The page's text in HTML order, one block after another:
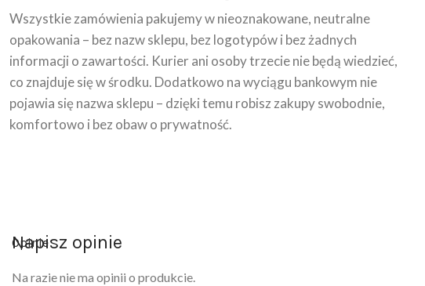
Wszystkie zamówienia pakujemy w nieoznakowane, neutralne
opakowania – bez nazw sklepu, bez logotypów i bez żadnych
informacji o zawartości. Kurier ani osoby trzecie nie będą wiedzieć,
co znajduje się w środku. Dodatkowo na wyciągu bankowym nie
pojawia się nazwa sklepu – dzięki temu robisz zakupy swobodnie,
komfortowo i bez obaw o prywatność.
Napisz opinie
Opinie
Na razie nie ma opinii o produkcie.